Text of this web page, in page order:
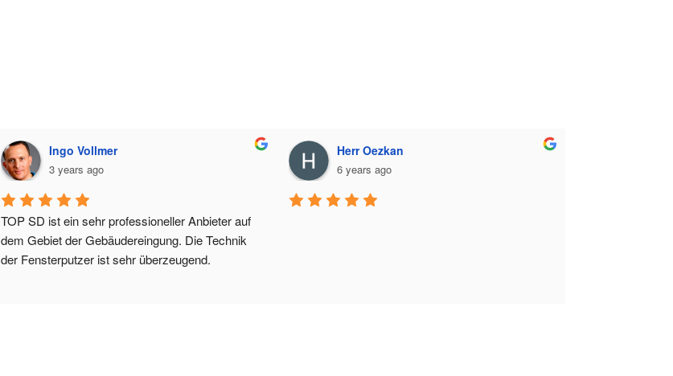
Ingo Vollmer
3 years ago
TOP SD ist ein sehr professioneller Anbieter auf
dem Gebiet der Gebäudereingung. Die Technik
der Fensterputzer ist sehr überzeugend.
Herr Oezkan
6 years ago